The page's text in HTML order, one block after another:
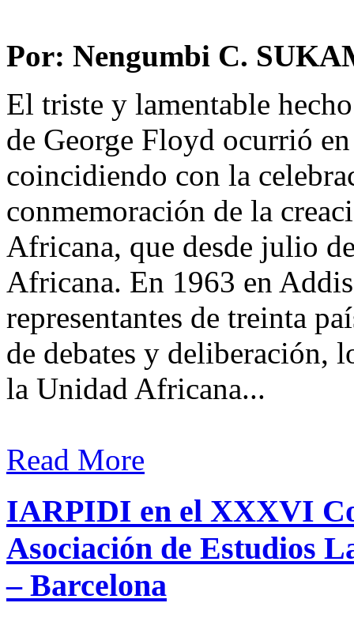
Por: Nengumbi C.
El triste y lamentable
de George Floyd ocurrió
coincidiendo con la
conmemoración de la
Africana, que desde julio
Africana. En 1963 en
representantes de treinta
de debates y deliberación,
la Unidad Africana...
Read More
IARPIDI en el XXXVI
Asociación de Estudios
– Barcelona